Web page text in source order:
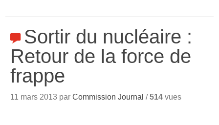
Sortir du nucléaire :
Retour de la force de
frappe
11 mars 2013 parCommission Journal /514 vues